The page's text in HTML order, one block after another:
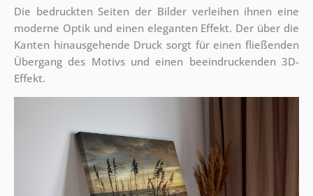
Die bedruckten Seiten der Bilder verleihen ihnen eine
moderne Optik und einen eleganten Effekt. Der über die
Kanten hinausgehende Druck sorgt für einen fließenden
Übergang des Motivs und einen beeindruckenden 3D-
Effekt.